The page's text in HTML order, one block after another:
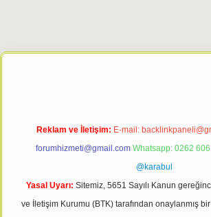
giriş adresitulipbett.net
Reklam ve İletişim: E-mail:
forumhizmeti@gmail.com Whatsapp: 0262
@karabul
Yasal Uyarı: Sitemiz, 5651 Sayılı Kanun
ve İletişim Kurumu (BTK) tarafından onaylanmış